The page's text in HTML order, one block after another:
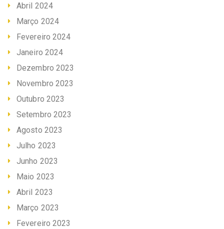
Abril 2024
Março 2024
Fevereiro 2024
Janeiro 2024
Dezembro 2023
Novembro 2023
Outubro 2023
Setembro 2023
Agosto 2023
Julho 2023
Junho 2023
Maio 2023
Abril 2023
Março 2023
Fevereiro 2023